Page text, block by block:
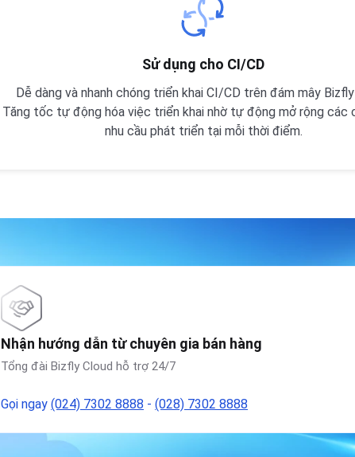
Sử dụng cho CI/CD
Dễ dàng và nhanh chóng triển khai CI/CD trên đám mây
Tăng tốc tự động hóa việc triển khai nhờ tự động mở rộng các
nhu cầu phát triển tại mỗi thời điểm.
Nhận hướng dẫn từ chuyên gia bán hàng
Tổng đài Bizfly Cloud hỗ trợ 24/7
Gọi ngay (024) 7302 8888 - (028) 7302 8888